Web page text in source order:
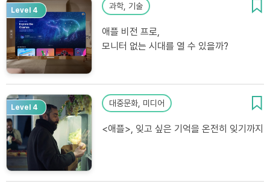
Level 4 과학, 기술
애플 비전 프로,
모니터 없는 시대를 열 수 있을까?
Level 4 대중문화, 미디어
<애플>, 잊고 싶은 기억을 온전히 잊기까지